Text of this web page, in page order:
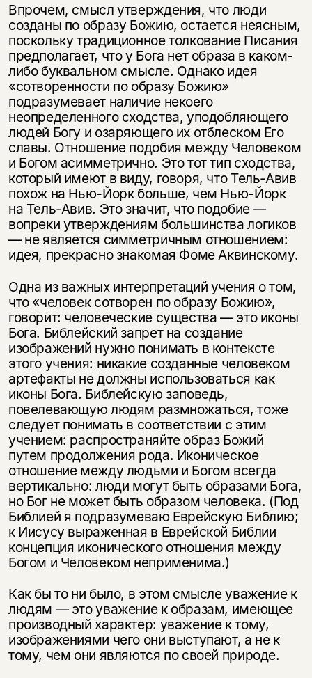
Впрочем, смысл утверждения, что люди
созданы по образу Божию, остается неясным,
поскольку традиционное толкование Писания
предполагает, что у Бога нет образа в каком-
либо буквальном смысле. Однако идея
«сотворенности по образу Божию»
подразумевает наличие некоего
неопределенного сходства, уподобляющего
людей Богу и озаряющего их отблеском Его
славы. Отношение подобия между Человеком
и Богом асимметрично. Это тот тип сходства,
который имеют в виду, говоря, что Тель-Авив
похож на Нью-Йорк больше, чем Нью-Йорк
на Тель-Авив. Это значит, что подобие —
вопреки утверждениям большинства логиков
— не является симметричным отношением:
идея, прекрасно знакомая Фоме Аквинскому.
Одна из важных интерпретаций учения о том,
что «человек сотворен по образу Божию»,
говорит: человеческие существа — это иконы
Бога. Библейский запрет на создание
изображений нужно понимать в контексте
этого учения: никакие созданные человеком
артефакты не должны использоваться как
иконы Бога. Библейскую заповедь,
повелевающую людям размножаться, тоже
следует понимать в соответствии с этим
учением: распространяйте образ Божий
путем продолжения рода. Иконическое
отношение между людьми и Богом всегда
вертикально: люди могут быть образами Бога,
но Бог не может быть образом человека. (Под
Библией я подразумеваю Еврейскую Библию;
к Иисусу выраженная в Еврейской Библии
концепция иконического отношения между
Богом и Человеком неприменима.)
Как бы то ни было, в этом смысле уважение к
людям — это уважение к образам, имеющее
производный характер: уважение к тому,
изображениями чего они выступают, а не к
тому, чем они являются по своей природе.